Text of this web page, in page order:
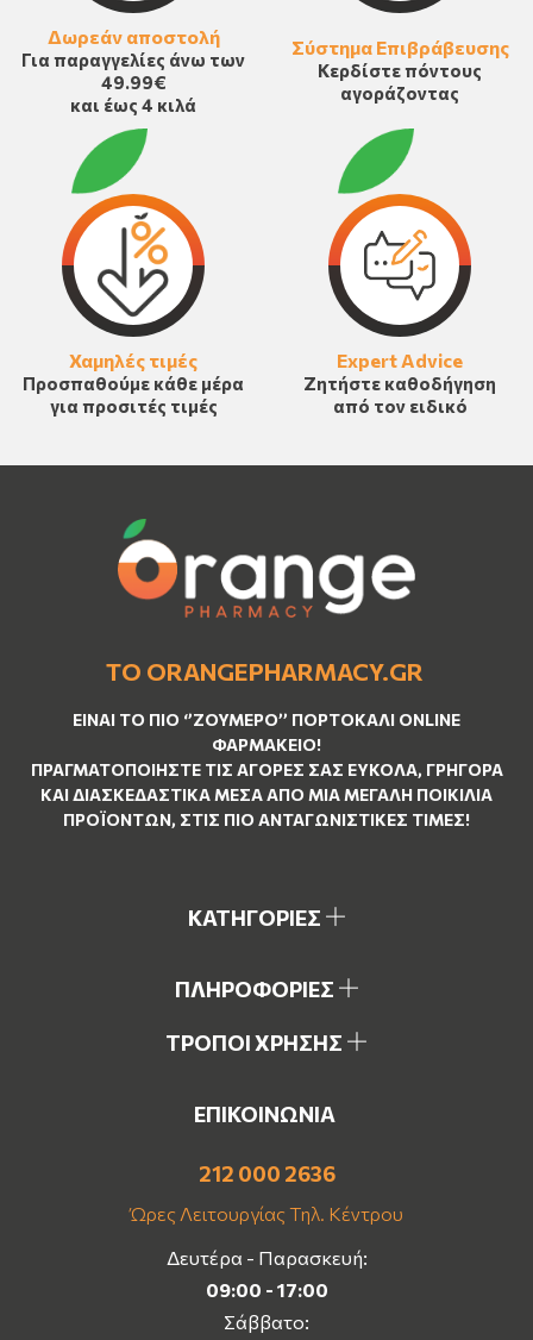
Δωρεάν αποστολή
Για παραγγελίες άνω των
49.99€
και έως 4 κιλά
Σύστημα Επιβράβευσης
Κερδίστε πόντους
αγοράζοντας
Χαμηλές τιμές
Προσπαθούμε κάθε μέρα
για προσιτές τιμές
Expert Advice
Ζητήστε καθοδήγηση
από τον ειδικό
ΤΟ ORANGEPHARMACY.GR
ΕΊΝΑΙ ΤO ΠΙΟ ‘’ΖΟΥΜΕΡΌ’’ ΠΟΡΤΟΚΑΛΊ ΟNLINE
ΦΑΡΜΑΚΕΊΟ!
ΠΡΑΓΜΑΤΟΠΟΙΉΣΤΕ ΤΙΣ ΑΓΟΡΈΣ ΣΑΣ ΕΎΚΟΛΑ, ΓΡΉΓΟΡΑ
ΚΑΙ ΔΙΑΣΚΕΔΑΣΤΙΚΆ ΜΈΣΑ ΑΠΌ ΜΙΑ ΜΕΓΆΛΗ ΠΟΙΚΙΛΊΑ
ΠΡΟΪΌΝΤΩΝ, ΣΤΙΣ ΠΙΟ ΑΝΤΑΓΩΝΙΣΤΙΚΈΣ ΤΙΜΈΣ!
ΚΑΤΗΓΟΡΙΕΣ
ΠΛΗΡΟΦΟΡΙΕΣ
ΤΡΟΠΟΙ ΧΡΗΣΗΣ
ΕΠΙΚΟΙΝΩΝΙΑ
212 000 2636
Ώρες Λειτουργίας Τηλ. Κέντρου
Δευτέρα - Παρασκευή:
09:00 - 17:00
Σάββατο: